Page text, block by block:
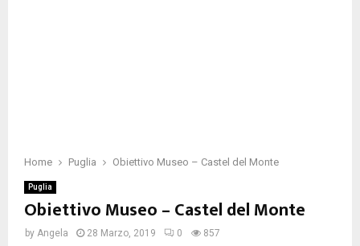
Home Puglia Obiettivo Museo – Castel del Monte
Puglia
Obiettivo Museo – Castel del Monte
by Angela 28 Marzo, 2019 0 857